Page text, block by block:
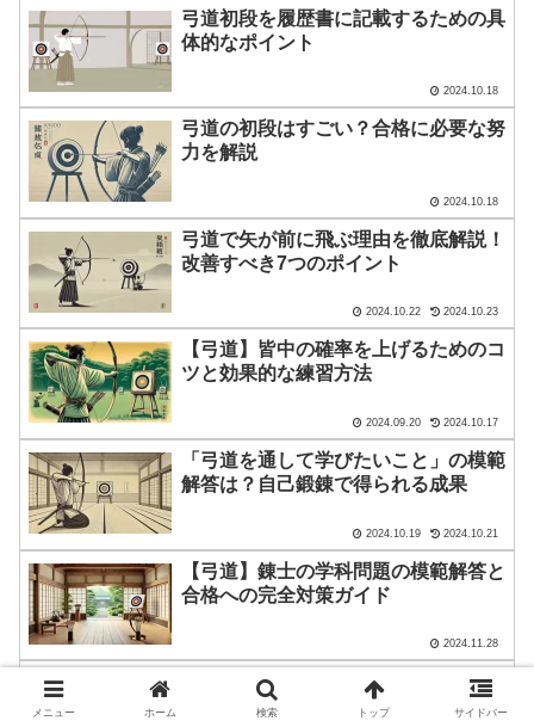
弓道初段を履歴書に記載するための具
体的なポイント
2024.10.18
弓道の初段はすごい？合格に必要な努
力を解説
2024.10.18
弓道で矢が前に飛ぶ理由を徹底解説！
改善すべき7つのポイント
2024.10.22 2024.10.23
【弓道】皆中の確率を上げるためのコ
ツと効果的な練習方法
2024.09.20 2024.10.17
「弓道を通して学びたいこと」の模範
解答は？自己鍛錬で得られる成果
2024.10.19 2024.10.21
【弓道】錬士の学科問題の模範解答と
合格への完全対策ガイド
2024.11.28
弓道の前離れとは？原因と改善策を徹
メニュー ホーム 検索 トップ サイドバー